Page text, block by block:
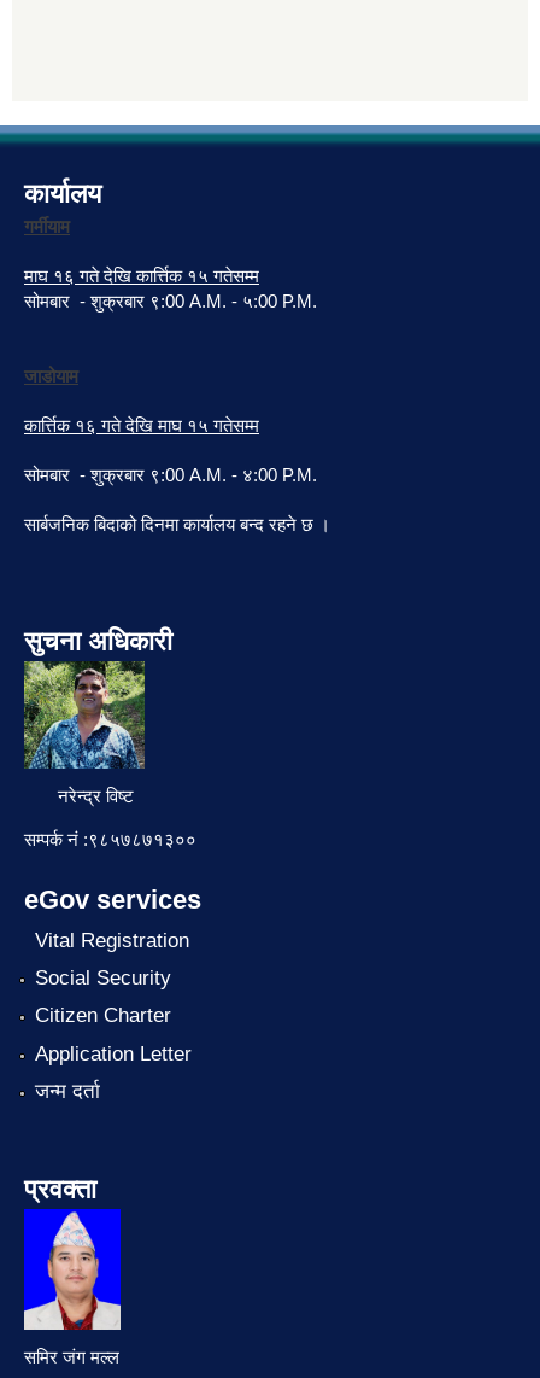
कार्यालय
गर्मीयाम
माघ १६ गते देखि कार्त्तिक १५ गतेसम्म
सोमबार - शुक्रबार ९:00 A.M. - ५:00 P.M.
जाडोयाम
कार्त्तिक १६ गते देखि माघ १५ गतेसम्म
सोमबार - शुक्रबार ९:00 A.M. - ४:00 P.M.
सार्बजनिक बिदाको दिनमा कार्यालय बन्द रहने छ ।
सुचना अधिकारी
नरेन्द्र विष्ट
सम्पर्क नं :९८५७८७१३००
eGov services
Vital Registration
Social Security
Citizen Charter
Application Letter
जन्म दर्ता
प्रवक्ता
समिर जंग मल्ल